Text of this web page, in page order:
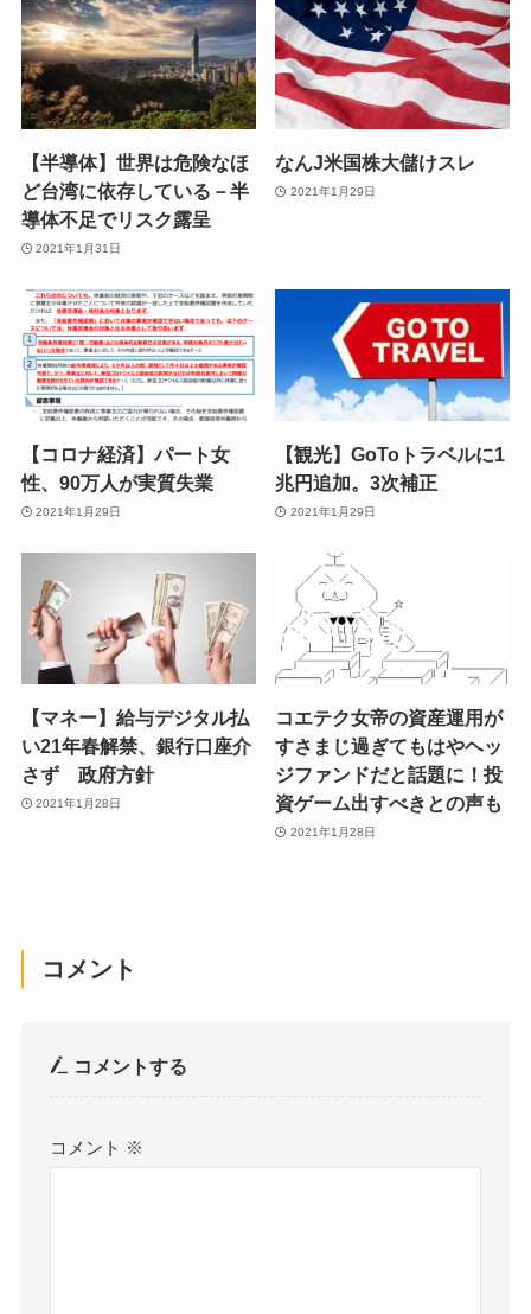
【半導体】世界は危険なほ
ど台湾に依存している－半
導体不足でリスク露呈
2021年1月31日
なんJ米国株大儲けスレ
2021年1月29日
【コロナ経済】パート女
性、90万人が実質失業
2021年1月29日
【観光】GoToトラベルに1
兆円追加。3次補正
2021年1月29日
【マネー】給与デジタル払
い21年春解禁、銀行口座介
さず 政府方針
2021年1月28日
コエテク女帝の資産運用が
すさまじ過ぎてもはやヘッ
ジファンドだと話題に！投
資ゲーム出すべきとの声も
2021年1月28日
コメント
コメントする
コメント ※